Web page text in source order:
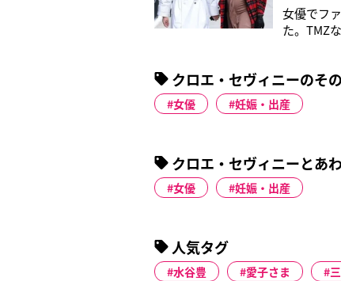
女優でフ
た。TMZ
素材の
も笑顔で
クロエ・セヴィニーのそ
女優 妊娠・出産
クロエ・セヴィニーとあ
女優 妊娠・出産
人気タグ
水谷豊 愛子さま